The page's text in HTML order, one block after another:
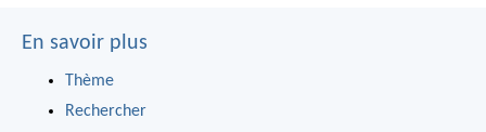
En savoir plus
Thème
Rechercher